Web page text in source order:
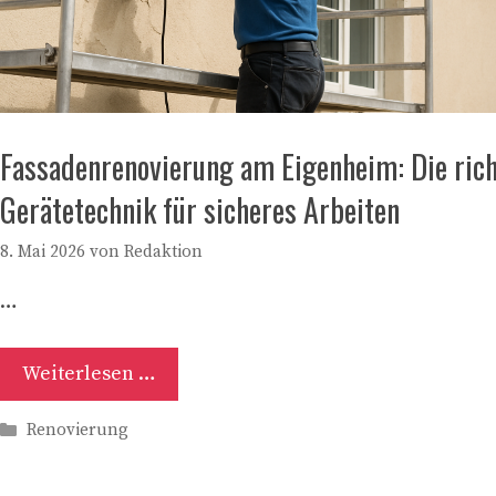
Fassadenrenovierung am Eigenheim: Die
Gerätetechnik für sicheres Arbeiten
8. Mai 2026 von Redaktion
…
Weiterlesen …
Kategorien
Renovierung